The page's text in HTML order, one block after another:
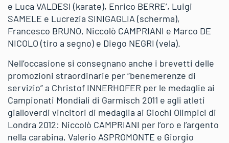
e Luca VALDESI (karate), Enrico BERRE’, Luigi
SAMELE e Lucrezia SINIGAGLIA (scherma),
Francesco BRUNO, Niccolò CAMPRIANI e Marco DE
NICOLO (tiro a segno) e Diego NEGRI (vela).
Nell’occasione si consegnano anche i brevetti delle
promozioni straordinarie per “benemerenze di
servizio” a Christof INNERHOFER per le medaglie ai
Campionati Mondiali di Garmisch 2011 e agli atleti
gialloverdi vincitori di medaglia ai Giochi Olimpici di
Londra 2012: Niccolò CAMPRIANI per l’oro e l’argento
nella carabina, Valerio ASPROMONTE e Giorgio